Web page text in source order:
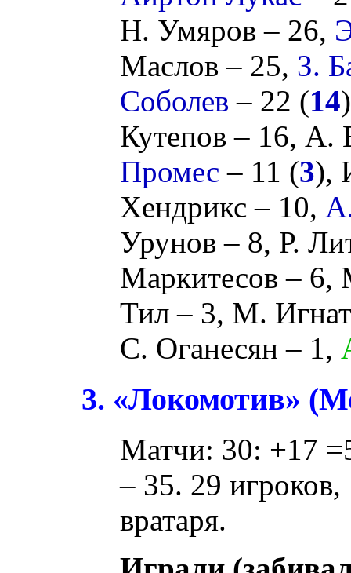
Н. Умяров – 26,
Маслов – 25, З.
Соболев – 22 (14
Кутепов – 16, А.
Промес – 11 (3),
Хендрикс – 10,
Урунов – 8, Р.
Маркитесов – 6,
Тил– 3, М.
С. Оганесян – 1,
3. «Локомотив»
Матчи: 30: +17
– 35. 29
вратаря.